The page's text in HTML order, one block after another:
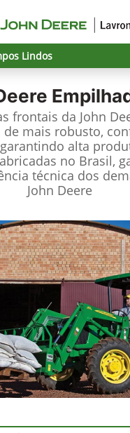
Lindos
frontais da John
de mais robusto,
alta
no Brasil,
técnica dos
John Deere